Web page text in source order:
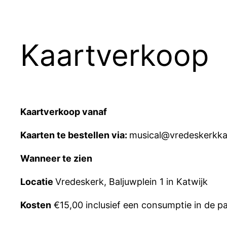
Kaartverkoop
Kaartverkoop vanaf
Kaarten te bestellen via:
Wanneer te zien
Locatie Vredeskerk, Baljuwplein 1 in Katwijk
Kosten €15,00 inclusief een consumptie in de